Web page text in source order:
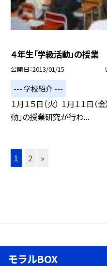
４年生「学級活動」の授業
公開日 2013/01/15
--- 学校紹介 ---
１月１５日（火） １月１１日（
動」の授業研究が行わ...
1 2 »
モラルBOX